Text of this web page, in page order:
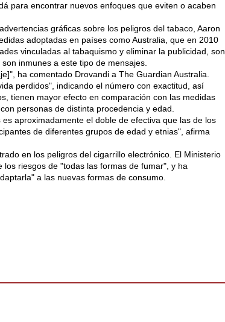
para encontrar nuevos enfoques que eviten o acaben
gráficas sobre los peligros del tabaco, Aaron
adoptadas en países como Australia, que en 2010
vinculadas al tabaquismo y eliminar la publicidad, son
inmunes a este tipo de mensajes.
ha comentado Drovandi a The Guardian Australia.
perdidos", indicando el número con exactitud, así
tienen mayor efecto en comparación con las medidas
personas de distinta procedencia y edad.
aproximadamente el doble de efectiva que las de los
de diferentes grupos de edad y etnias", afirma
en los peligros del cigarrillo electrónico. El Ministerio
riesgos de "todas las formas de fumar", y ha
a las nuevas formas de consumo.